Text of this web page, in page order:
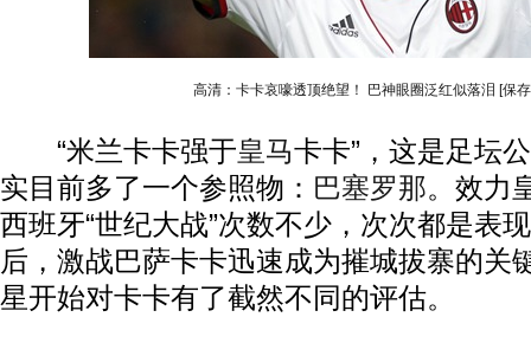
高清：卡卡哀嚎透顶绝望！ 巴神眼圈泛红似落泪 [保
“米兰卡卡强于皇马卡卡”，这是足坛
实目前多了一个参照物： 巴塞罗那。效力
西班牙“世纪大战”次数不少，次次都是表
后，激战巴萨卡卡迅速成为摧城拔寨的关
星开始对卡卡有了截然不同的评估。